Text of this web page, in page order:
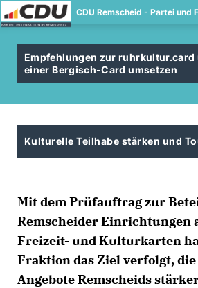
CDU Remscheid - Partei und
Empfehlungen zur ruhrkultur.card
einer Bergisch-Card umsetzen
Kulturelle Teilhabe stärken und
Mit dem Prüfauftrag zur
Remscheider Einrichtungen
Freizeit- und Kulturkarten
Fraktion das Ziel verfolgt,
Angebote Remscheids